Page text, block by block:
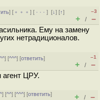
] [ ﹢﹢﹢] [ · · ·][↓] [↑]
–3
+ / –
Ему на замену
нетрадиционалов.
^^] [^^^] [ответить]
–1
+ / –
ЦРУ.
^] [^^] [^^^] [ответить]
+ / –